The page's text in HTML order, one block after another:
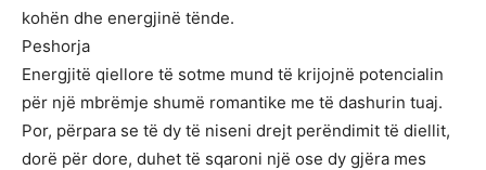
kohën dhe energjinë tënde.
Peshorja
Energjitë qiellore të sotme mund të krijojnë potencialin
për një mbrëmje shumë romantike me të dashurin tuaj.
Por, përpara se të dy të niseni drejt perëndimit të diellit,
dorë për dore, duhet të sqaroni një ose dy gjëra mes